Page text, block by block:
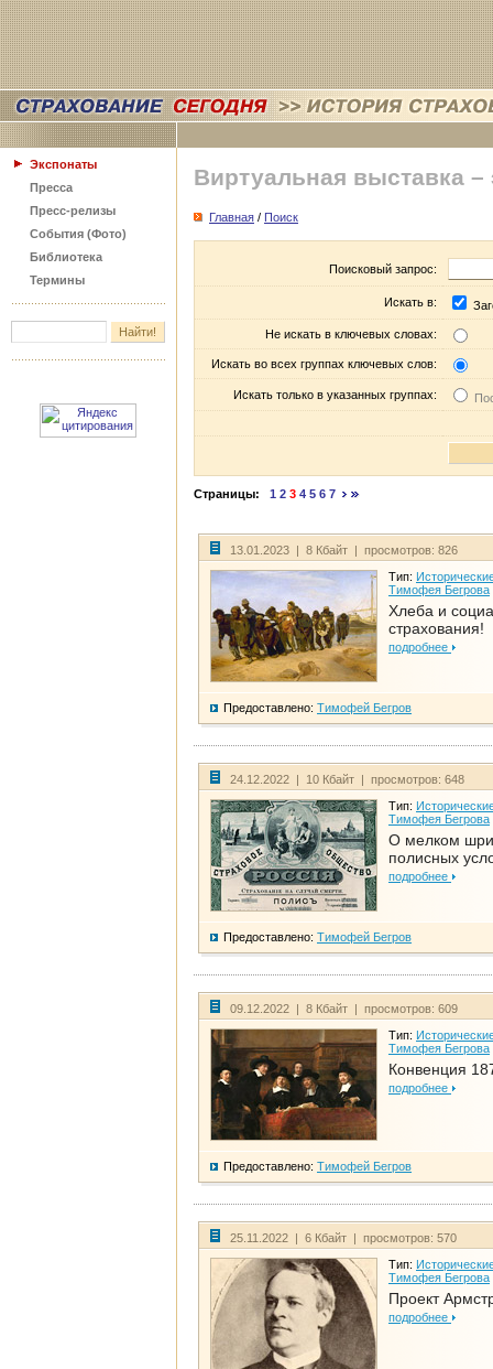
Экспонаты
Пресса
Пресс-релизы
События (Фото)
Библиотека
Термины
Виртуальная выставка –
Главная / Поиск
Поисковый запрос:
Искать в:
Не искать в ключевых словах:
Искать во всех группах ключевых слов:
Искать только в указанных группах:
Страницы: 1 2 3 4 5 6 7
13.01.2023 | 8 Кбайт | просмотров: 826
Тип:
Тимофея Бегрова
Хлеба и
страхования!
подробнее
Предоставлено: Тимофей Бегров
24.12.2022 | 10 Кбайт | просмотров: 648
Тип:
Тимофея Бегрова
О мелком
полисных
подробнее
Предоставлено: Тимофей Бегров
09.12.2022 | 8 Кбайт | просмотров: 609
Тип:
Тимофея Бегрова
Конвенция
подробнее
Предоставлено: Тимофей Бегров
25.11.2022 | 6 Кбайт | просмотров: 570
Тип:
Тимофея Бегрова
Проект
подробнее